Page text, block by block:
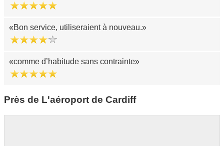
Bon service, utiliseraient à nouveau.
comme d’habitude sans contrainte
Près de L'aéroport de Cardiff